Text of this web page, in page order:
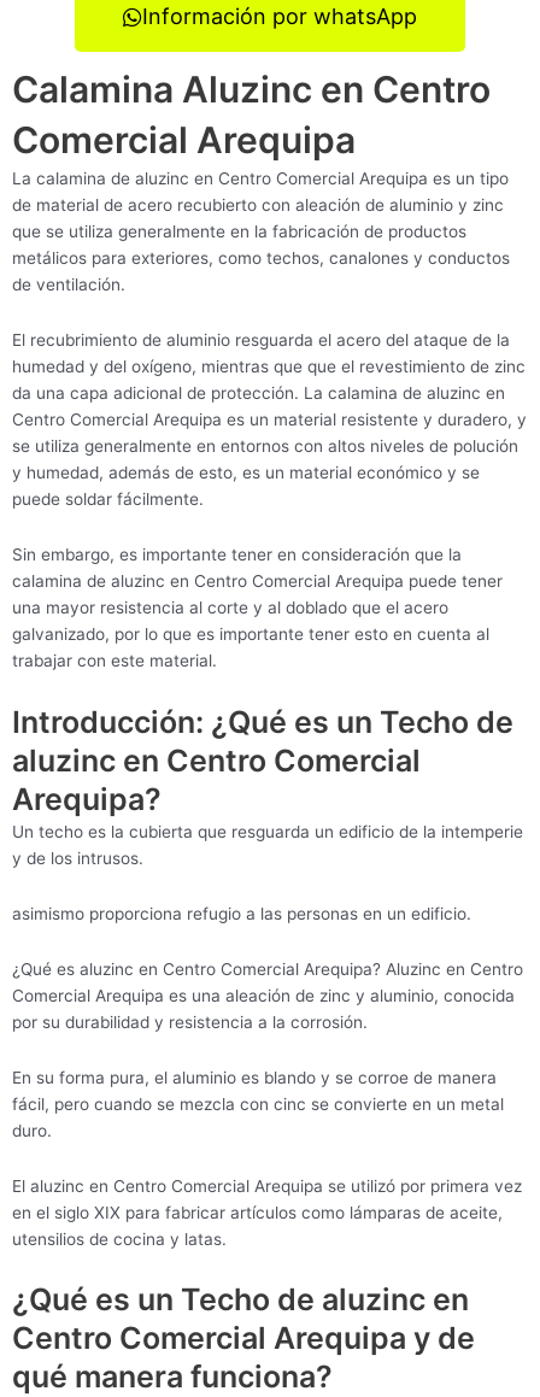
Información por whatsApp
Calamina Aluzinc en Centro
Comercial Arequipa
La calamina de aluzinc en Centro Comercial Arequipa es un tipo
de material de acero recubierto con aleación de aluminio y zinc
que se utiliza generalmente en la fabricación de productos
metálicos para exteriores, como techos, canalones y conductos
de ventilación.
El recubrimiento de aluminio resguarda el acero del ataque de la
humedad y del oxígeno, mientras que que el revestimiento de zinc
da una capa adicional de protección. La calamina de aluzinc en
Centro Comercial Arequipa es un material resistente y duradero, y
se utiliza generalmente en entornos con altos niveles de polución
y humedad, además de esto, es un material económico y se
puede soldar fácilmente.
Sin embargo, es importante tener en consideración que la
calamina de aluzinc en Centro Comercial Arequipa puede tener
una mayor resistencia al corte y al doblado que el acero
galvanizado, por lo que es importante tener esto en cuenta al
trabajar con este material.
Introducción: ¿Qué es un Techo de
aluzinc en Centro Comercial
Arequipa?
Un techo es la cubierta que resguarda un edificio de la intemperie
y de los intrusos.
asimismo proporciona refugio a las personas en un edificio.
¿Qué es aluzinc en Centro Comercial Arequipa? Aluzinc en Centro
Comercial Arequipa es una aleación de zinc y aluminio, conocida
por su durabilidad y resistencia a la corrosión.
En su forma pura, el aluminio es blando y se corroe de manera
fácil, pero cuando se mezcla con cinc se convierte en un metal
duro.
El aluzinc en Centro Comercial Arequipa se utilizó por primera vez
en el siglo XIX para fabricar artículos como lámparas de aceite,
utensilios de cocina y latas.
¿Qué es un Techo de aluzinc en
Centro Comercial Arequipa y de
qué manera funciona?